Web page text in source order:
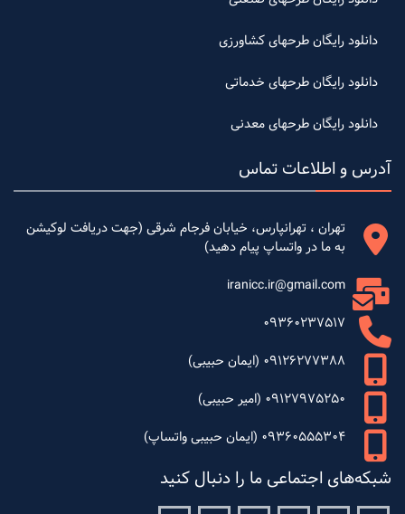
دانلود رایگان طرحهای کشاورزی
دانلود رایگان طرحهای خدماتی
دانلود رایگان طرحهای معدنی
آدرس و اطلاعات تماس
تهران ، تهرانپارس، خیابان فرجام شرقی (جهت دریافت لوکیشن
به ما در واتساپ پیام دهید)
iranicc.ir@gmail.com
09360237517
09126277388 (ایمان حبیبی)
09127975250 (امیر حبیبی)
09360555304 (ایمان حبیبی واتساپ)
شبکه‌های اجتماعی ما را دنبال کنید